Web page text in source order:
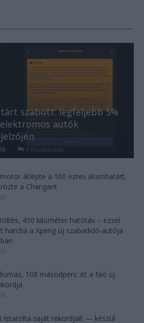
szabott: legfeljebb 5%
autók
0 hozzászólás
átlépte a 100 ezres álomhatárt,
a Changant
450 kilométer hatótáv – ezzel
harcba a Xpeng új szabadidő-autója
108 másodperc: itt a Nio új
letarolta saját rekordjait — készül